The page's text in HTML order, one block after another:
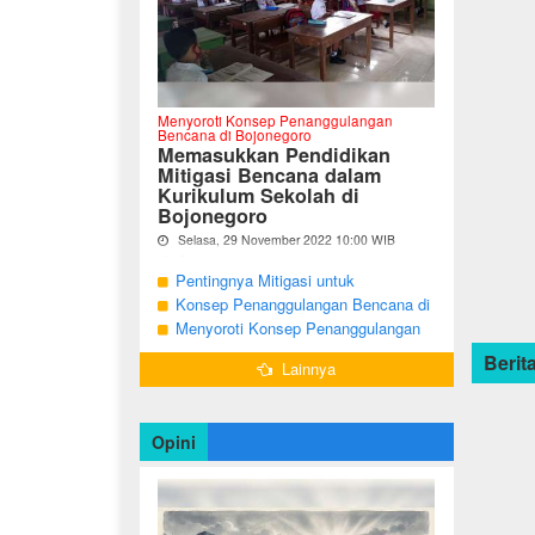
Menyoroti Konsep Penanggulangan
Bencana di Bojonegoro
Memasukkan Pendidikan
Mitigasi Bencana dalam
Kurikulum Sekolah di
Bojonegoro
Selasa, 29 November 2022 10:00 WIB
"Berdasarkan Undang-undang Nomor 24
Tahun 2007, tentang Penanggulangan
Bencana, Pemerintah dan Pemerintah
Daerah menjadi penanggung jawab
dalam penyelenggaraan
penanggulangan bencana. ...
Pentingnya Mitigasi untuk
Mengurangi Risiko Bencana di
Bojonegoro
Konsep Penanggulangan Bencana di
Bojonegoro Masih Mengutamakan
Tanggap Darurat
Menyoroti Konsep Penanggulangan
Bencana di Kabupaten Bojonegoro
Lainnya
Opini